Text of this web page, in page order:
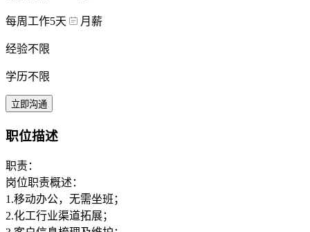
每周工作5天 月薪
经验不限
学历不限
立即沟通
职位描述
职责：
岗位职责概述：
1.移动办公，无需坐班；
2.化工行业渠道拓展；